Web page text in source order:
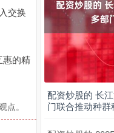
交换
惠的精
点。
配资炒股的 长
门联合推动种群